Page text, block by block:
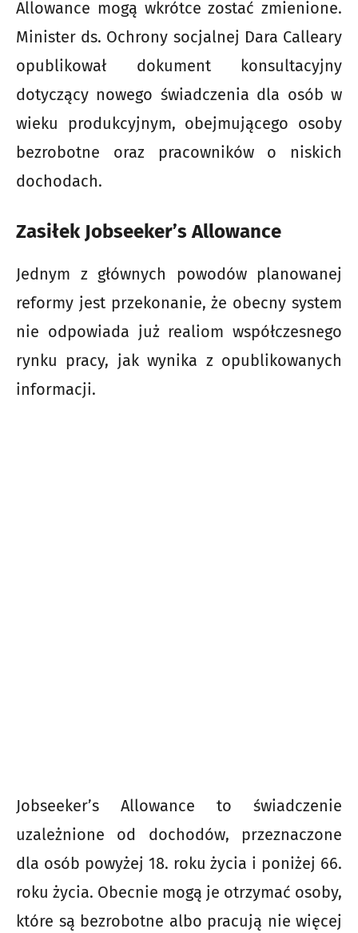
Allowance mogą wkrótce zostać zmienione.
Minister ds. Ochrony socjalnej Dara Calleary
opublikował dokument konsultacyjny
dotyczący nowego świadczenia dla osób w
wieku produkcyjnym, obejmującego osoby
bezrobotne oraz pracowników o niskich
dochodach.
Zasiłek Jobseeker’s Allowance
Jednym z głównych powodów planowanej
reformy jest przekonanie, że obecny system
nie odpowiada już realiom współczesnego
rynku pracy, jak wynika z opublikowanych
informacji.
Jobseeker’s Allowance to świadczenie
uzależnione od dochodów, przeznaczone
dla osób powyżej 18. roku życia i poniżej 66.
roku życia. Obecnie mogą je otrzymać osoby,
które są bezrobotne albo pracują nie więcej